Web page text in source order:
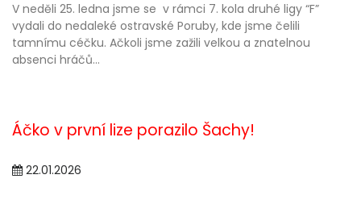
V neděli 25. ledna jsme se v rámci 7. kola druhé ligy “F”
vydali do nedaleké ostravské Poruby, kde jsme čelili
tamnímu céčku. Ačkoli jsme zažili velkou a znatelnou
absenci hráčů...
Áčko v první lize porazilo Šachy!
22.01.2026